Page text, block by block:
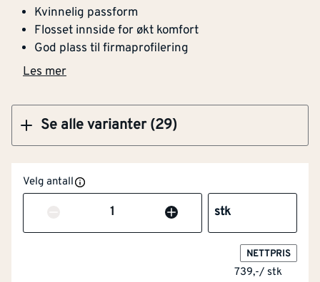
Kvinnelig passform
Flosset innside for økt komfort
God plass til firmaprofilering
Les mer
Se alle varianter (29)
Kjøp
Velg antall
Antall stk
NETTPRIS
739,-/ stk